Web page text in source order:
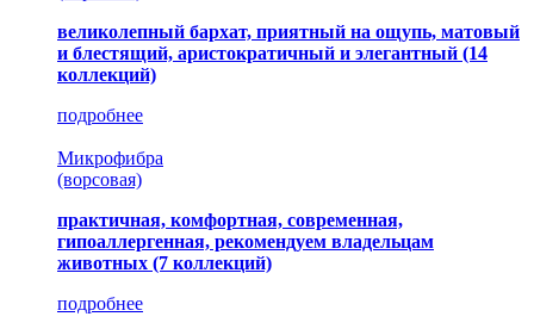
великолепный бархат, приятный на ощупь, матовый
и блестящий, аристократичный и элегантный (14
коллекций)
подробнее
Микрофибра
(ворсовая)
практичная, комфортная, современная,
гипоаллергенная, рекомендуем владельцам
животных (7 коллекций)
подробнее